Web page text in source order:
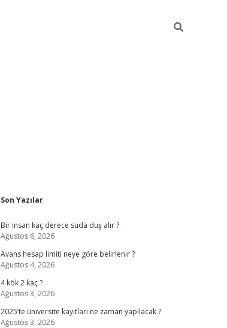
Sidebar
Son Yazılar
Bir insan kaç derece suda duş alır ?
Ağustos 6, 2026
Avans hesap limiti neye göre belirlenir ?
Ağustos 4, 2026
4 kök 2 kaç ?
Ağustos 3, 2026
2025’te üniversite kayıtları ne zaman yapılacak ?
Ağustos 3, 2026